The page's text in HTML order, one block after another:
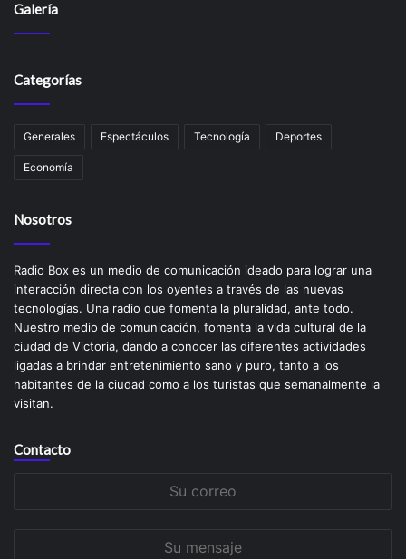
Galería
Categorías
Generales Espectáculos Tecnología Deportes
Economía
Nosotros
Radio Box es un medio de comunicación ideado para lograr una
interacción directa con los oyentes a través de las nuevas
tecnologías. Una radio que fomenta la pluralidad, ante todo.
Nuestro medio de comunicación, fomenta la vida cultural de la
ciudad de Victoria, dando a conocer las diferentes actividades
ligadas a brindar entretenimiento sano y puro, tanto a los
habitantes de la ciudad como a los turistas que semanalmente la
visitan.
Contacto